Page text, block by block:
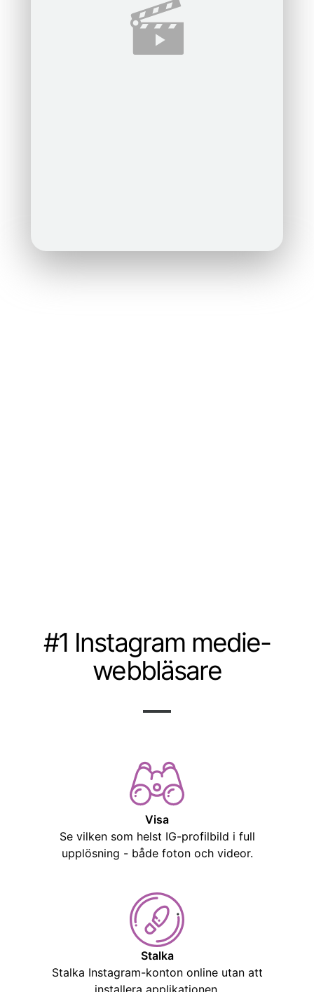
#1 Instagram medie-
webbläsare
Visa
Se vilken som helst IG-profilbild i full
upplösning - både foton och videor.
Stalka
Stalka Instagram-konton online utan att
installera applikationen.